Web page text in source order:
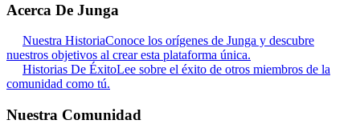
Acerca De Junga
Nuestra HistoriaConoce los orígenes de Junga y descubre
nuestros objetivos al crear esta plataforma única.
Historias De ÉxitoLee sobre el éxito de otros miembros de la
comunidad como tú.
Nuestra Comunidad